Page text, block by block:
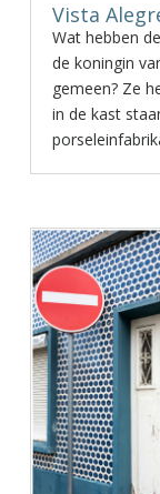
Vista
Wat hebben
de koningin
gemeen? Ze
in de kast